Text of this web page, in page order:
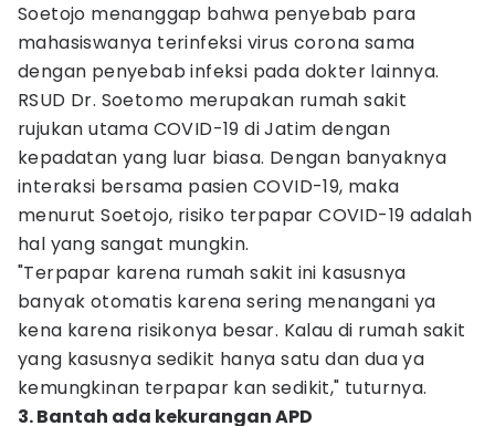
Soetojo menanggap bahwa penyebab para
mahasiswanya terinfeksi virus corona sama
dengan penyebab infeksi pada dokter lainnya.
RSUD Dr. Soetomo merupakan rumah sakit
rujukan utama COVID-19 di Jatim dengan
kepadatan yang luar biasa. Dengan banyaknya
interaksi bersama pasien COVID-19, maka
menurut Soetojo, risiko terpapar COVID-19 adalah
hal yang sangat mungkin.
"Terpapar karena rumah sakit ini kasusnya
banyak otomatis karena sering menangani ya
kena karena risikonya besar. Kalau di rumah sakit
yang kasusnya sedikit hanya satu dan dua ya
kemungkinan terpapar kan sedikit," tuturnya.
3. Bantah ada kekurangan APD